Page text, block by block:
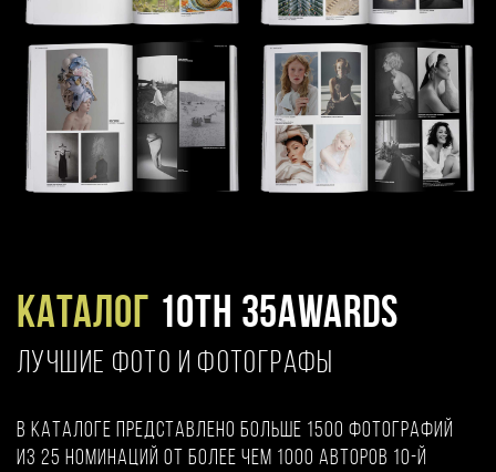
Каталог 10TH 35AWARDS
ЛУЧШИЕ ФОТО И ФОТОГРАФЫ
В каталоге представлено больше 1500 фотографий
из 25 номинаций от более чем 1000 авторов 10-й